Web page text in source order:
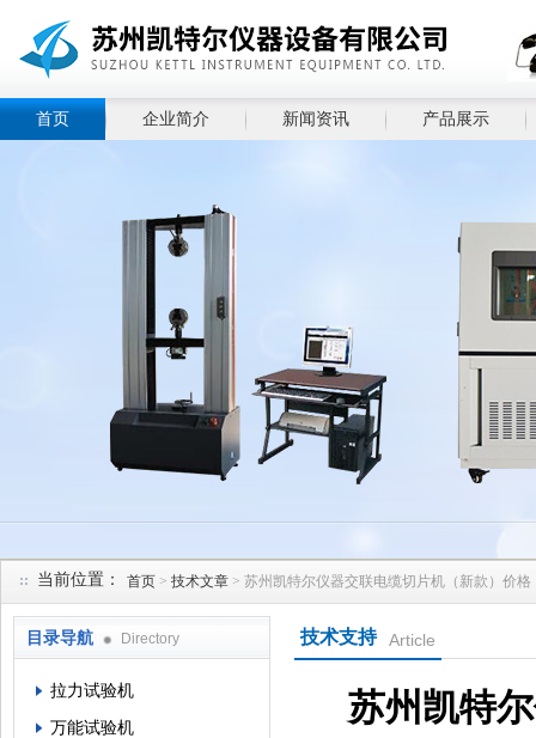
首页 企业简介 新闻资讯 产品展示
当前位置： 首页 > 技术文章 > 苏州凯特尔仪器交联电缆切片机（新款）价格
目录导航 Directory
拉力试验机
万能试验机
技术支持 Article
苏州凯特